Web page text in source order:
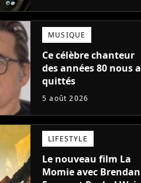
MUSIQUE
Ce célèbre chanteur
des années 80 nous a
quittés
5 août 2026
LIFESTYLE
Le nouveau film La
Momie avec Brendan